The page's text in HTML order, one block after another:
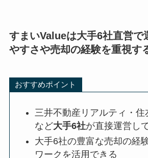
すまいValueは大手6社直営で
やすさや売却の経験を重視す
おすすめポイント
三井不動産リアルティ・住
など大手6社が直接運営し
大手6社の豊富な売却の経
ワークを活用できる